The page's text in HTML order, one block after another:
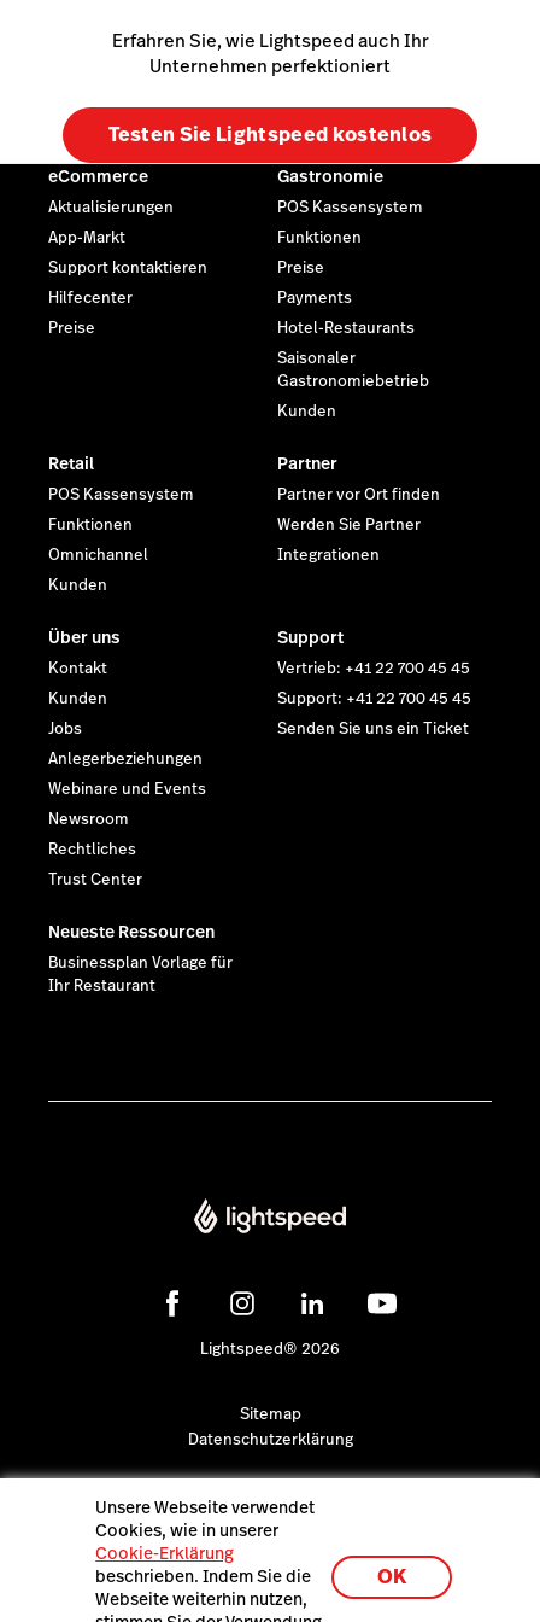
Erfahren Sie, wie Lightspeed auch Ihr
Unternehmen perfektioniert
Testen Sie Lightspeed kostenlos
eCommerce
Aktualisierungen
App-Markt
Support kontaktieren
Hilfecenter
Preise
Gastronomie
POS Kassensystem
Funktionen
Preise
Payments
Hotel-Restaurants
Saisonaler
Gastronomiebetrieb
Kunden
Retail
POS Kassensystem
Funktionen
Omnichannel
Kunden
Partner
Partner vor Ort finden
Werden Sie Partner
Integrationen
Über uns
Kontakt
Kunden
Jobs
Anlegerbeziehungen
Webinare und Events
Newsroom
Rechtliches
Trust Center
Support
Vertrieb: +41 22 700 45 45
Support: +41 22 700 45 45
Senden Sie uns ein Ticket
Neueste Ressourcen
Businessplan Vorlage für
Ihr Restaurant
Lightspeed® 2026
Sitemap
Datenschutzerklärung
Unsere Webseite verwendet
Cookies, wie in unserer
Cookie-Erklärung
beschrieben. Indem Sie die
Webseite weiterhin nutzen,
OK